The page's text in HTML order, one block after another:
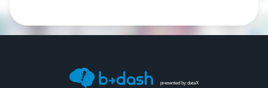
presented by dataX